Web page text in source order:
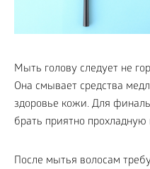
Мыть голову следует не
Она смывает средства
здоровье кожи. Для
брать приятно прохладную
После мытья волосам